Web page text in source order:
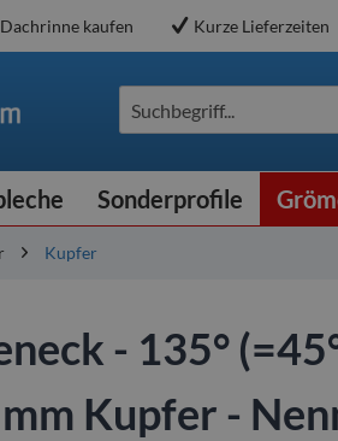
Dachrinne kaufen Kurze Lieferzeiten
Suchbegriff...
Sonderprofile
Kupfer
- 135°
Kupfer -